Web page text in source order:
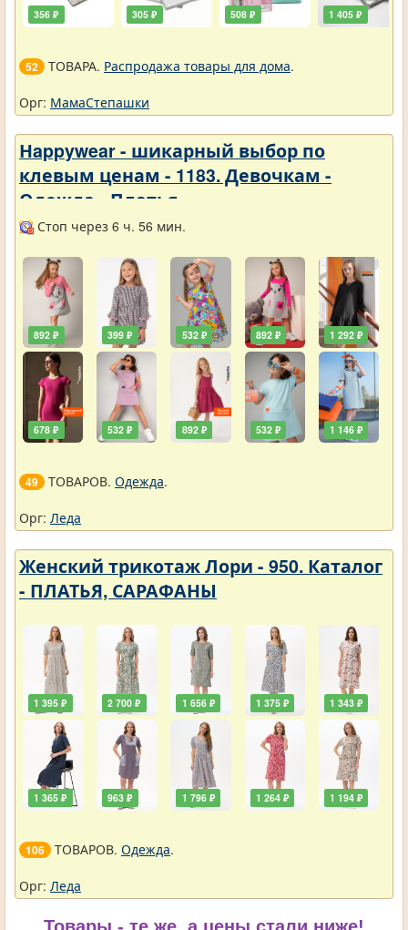
356 ₽ 305 ₽ 508 ₽ 1 405 ₽
52 ТОВАРА. Распродажа товары для дома.
Орг: МамаСтепашки
Нappywear - шикарный выбор по
клевым ценам - 1183. Девочкам -
Одежда - Платья
Стоп через 6 ч. 56 мин.
892 ₽
678 ₽
399 ₽
532 ₽
532 ₽
892 ₽
892 ₽
532 ₽
1 292 ₽
1 146 ₽
49 ТОВАРОВ. Одежда.
Орг: Леда
Женский трикотаж Лори - 950. Каталог
- ПЛАТЬЯ, САРАФАНЫ
1 395 ₽
1 365 ₽
2 700 ₽
963 ₽
1 656 ₽
1 796 ₽
1 375 ₽
1 264 ₽
1 343 ₽
1 194 ₽
106 ТОВАРОВ. Одежда.
Орг: Леда